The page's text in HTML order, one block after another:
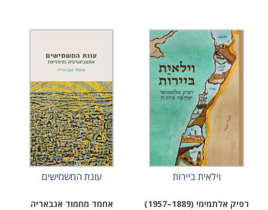
וילאית ביירות
רפיק אלתמימי (1889–1957)
עונת המשמישים
אחמד מחמוד אגבאריה